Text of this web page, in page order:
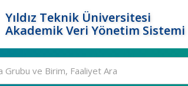
Yıldız Teknik Üniversitesi
Akademik Veri Yönetim Sistemi